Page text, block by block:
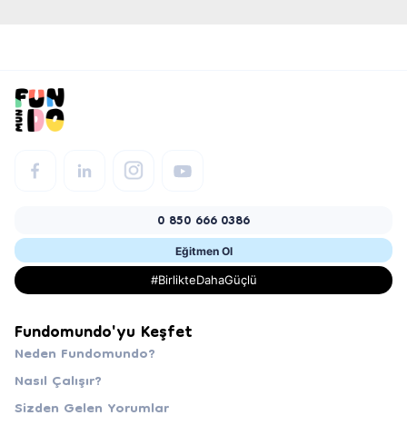
0 850 666 0386
Eğitmen Ol
#BirlikteDahaGüçlü
Fundomundo'yu Keşfet
Neden Fundomundo?
Nasıl Çalışır?
Sizden Gelen Yorumlar